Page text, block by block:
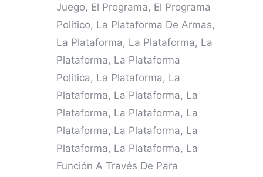
Juego, El Programa, El Programa
Político, La Plataforma De Armas,
La Plataforma, La Plataforma, La
Plataforma, La Plataforma
Política, La Plataforma, La
Plataforma, La Plataforma, La
Plataforma, La Plataforma, La
Plataforma, La Plataforma, La
Plataforma, La Plataforma, La
Función A Través De Para